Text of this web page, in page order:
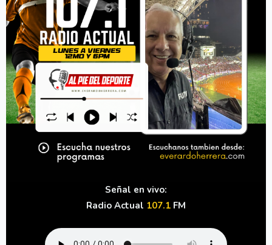
Señal en vivo:
Radio Actual 107.1 FM